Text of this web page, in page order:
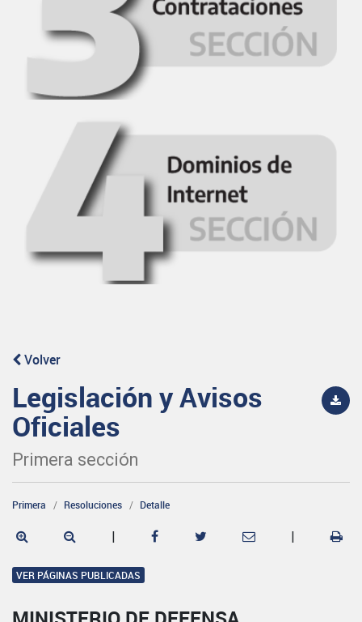
Volver
Legislación y Avisos
Oficiales
Primera sección
Primera Resoluciones Detalle
| |
VER PÁGINAS PUBLICADAS